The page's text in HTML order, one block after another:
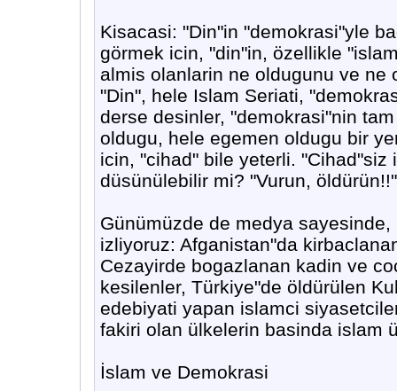
Kisacasi: "Din"in "demokrasi"yle
görmek icin, "din"in, özellikle
almis olanlarin ne oldugunu ve ne
"Din", hele Islam Seriati,
derse desinler, "demokrasi"nin
oldugu, hele egemen oldugu bir
icin, "cihad" bile yeterli.
düsünülebilir mi? "Vurun,
Günümüzde de medya
izliyoruz: Afganistan"da
Cezayirde bogazlanan kadin ve
kesilenler, Türkiye"de öldürülen
edebiyati yapan islamci
fakiri olan ülkelerin basinda islam
İslam ve Demokrasi